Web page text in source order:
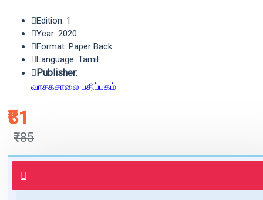
₹81
₹85
Edition: 1
Year: 2020
Format: Paper Back
Language: Tamil
Publisher:
வாசகசாலை பதிப்பகம்
புத்தகம் 3 - 7 நாட்களில் அனுப்பி
வைக்கப்படும்.